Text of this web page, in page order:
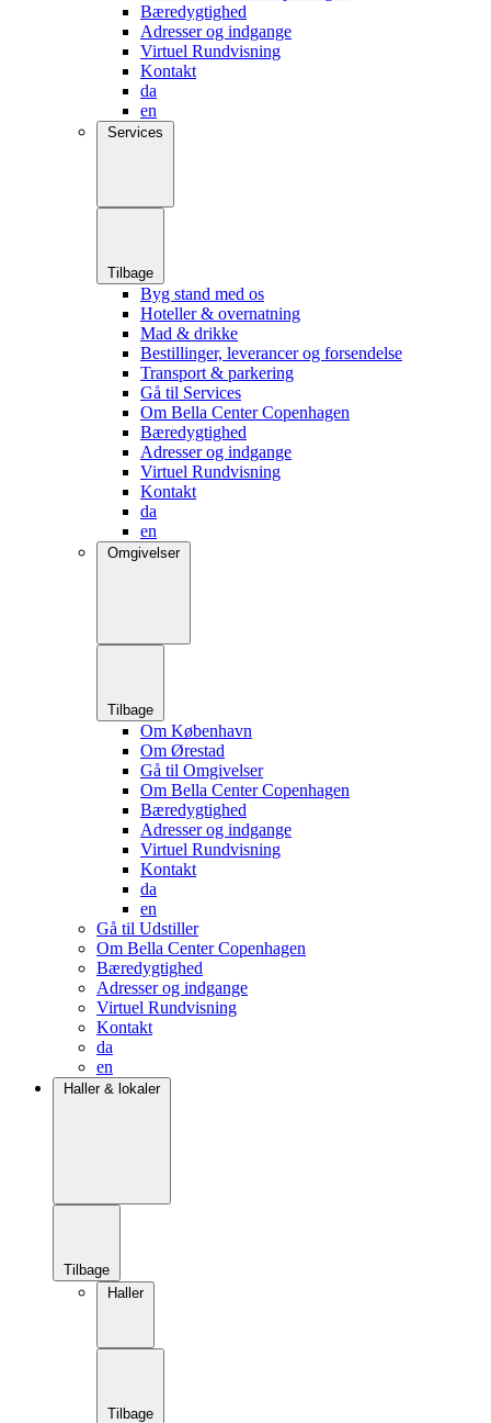
Bæredygtighed
Adresser og indgange
Virtuel Rundvisning
Kontakt
da
en
Services
Tilbage
Byg stand med os
Hoteller & overnatning
Mad & drikke
Bestillinger, leverancer og forsendelse
Transport & parkering
Gå til Services
Om Bella Center Copenhagen
Bæredygtighed
Adresser og indgange
Virtuel Rundvisning
Kontakt
da
en
Omgivelser
Tilbage
Om København
Om Ørestad
Gå til Omgivelser
Om Bella Center Copenhagen
Bæredygtighed
Adresser og indgange
Virtuel Rundvisning
Kontakt
da
en
Gå til Udstiller
Om Bella Center Copenhagen
Bæredygtighed
Adresser og indgange
Virtuel Rundvisning
Kontakt
da
en
Haller & lokaler
Tilbage
Haller
Tilbage